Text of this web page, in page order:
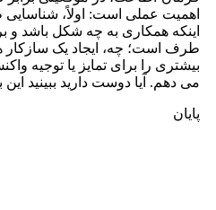
اهمیت عملی است: اولاً،
اینکه همکاری به چه شکل باشد و
طرف است؛ چه، ایجاد یک سازکار
بیشتری را برای تمایز یا توجیه
می دهم. آیا دوست دارید ببینید
پایان